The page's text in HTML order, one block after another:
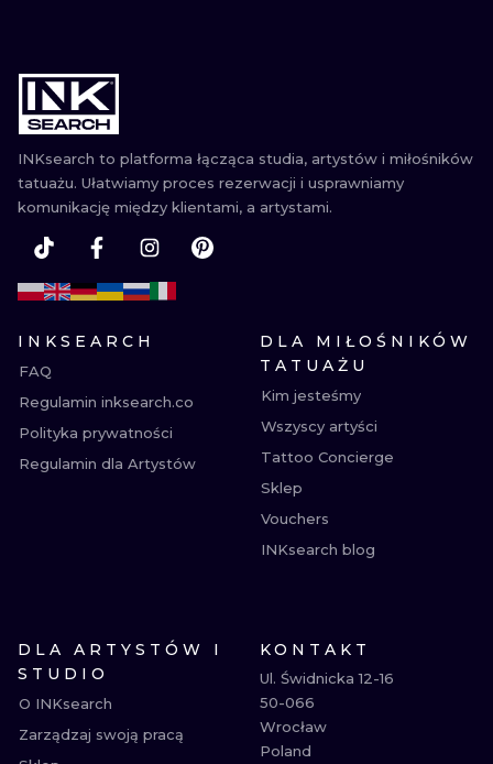
INKsearch to platforma łącząca studia, artystów i miłośników
tatuażu. Ułatwiamy proces rezerwacji i usprawniamy
komunikację między klientami, a artystami.
INKSEARCH
FAQ
Regulamin inksearch.co
Polityka prywatności
Regulamin dla Artystów
DLA MIŁOŚNIKÓW
TATUAŻU
Kim jesteśmy
Wszyscy artyści
Tattoo Concierge
Sklep
Vouchers
INKsearch blog
DLA ARTYSTÓW I
STUDIO
O INKsearch
Zarządzaj swoją pracą
KONTAKT
Ul. Świdnicka 12-16
50-066
Wrocław
Poland